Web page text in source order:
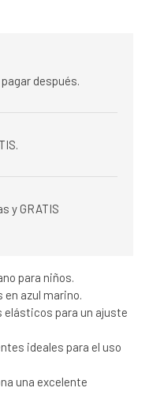
después.
y GRATIS
para niños.
en azul marino.
elásticos para un ajuste
ideales para el uso
una excelente